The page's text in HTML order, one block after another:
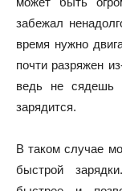
забежал
время нужно
почти разряжен
ведь не
зарядится.
В таком случае
быстрой